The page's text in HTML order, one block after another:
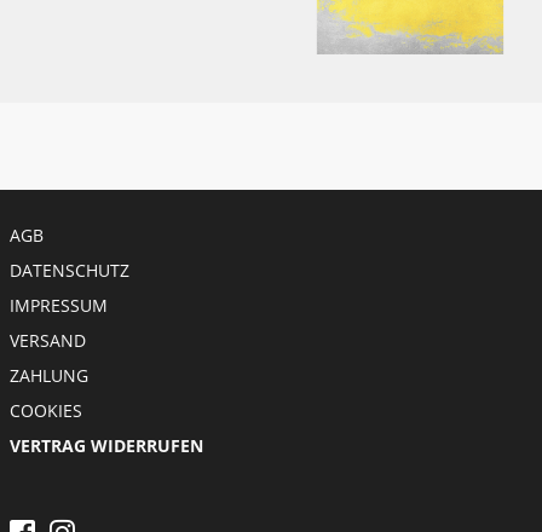
Meta menu
AGB
DATENSCHUTZ
IMPRESSUM
VERSAND
ZAHLUNG
COOKIES
VERTRAG WIDERRUFEN